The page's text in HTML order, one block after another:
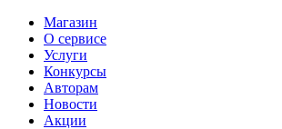
Магазин
О сервисе
Услуги
Конкурсы
Авторам
Новости
Акции